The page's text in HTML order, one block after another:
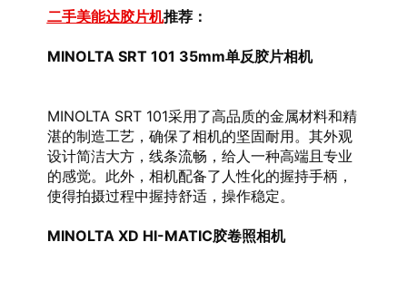
二手美能达胶片机推荐：
MINOLTA SRT 101 35mm单反胶片相机
MINOLTA SRT 101采用了高品质的金属材料和精
湛的制造工艺，确保了相机的坚固耐用。其外观
设计简洁大方，线条流畅，给人一种高端且专业
的感觉。此外，相机配备了人性化的握持手柄，
使得拍摄过程中握持舒适，操作稳定。
MINOLTA XD HI-MATIC胶卷照相机